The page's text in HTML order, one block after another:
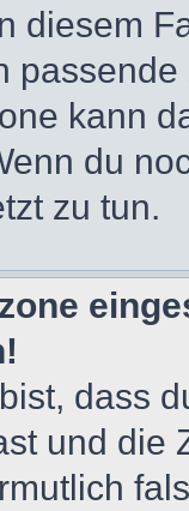
diesem
kann
du
zu tun.
dass
und die